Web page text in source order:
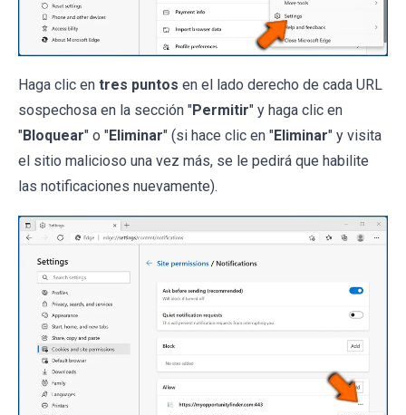
Haga clic en tres puntos en el lado derecho de cada URL
sospechosa en la sección "Permitir" y haga clic en
"Bloquear" o "Eliminar" (si hace clic en "Eliminar" y visita
el sitio malicioso una vez más, se le pedirá que habilite
las notificaciones nuevamente).